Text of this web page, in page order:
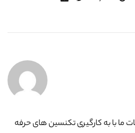
ما با به‌ کارگیری تکنسین های حرفه